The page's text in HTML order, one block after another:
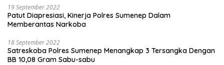
19 September 2022
Patut Diapresiasi, Kinerja Polres Sumenep Dalam
Memberantas Narkoba
18 September 2022
Satreskoba Polres Sumenep Menangkap 3 Tersangka Dengan
BB 10,08 Gram Sabu-sabu